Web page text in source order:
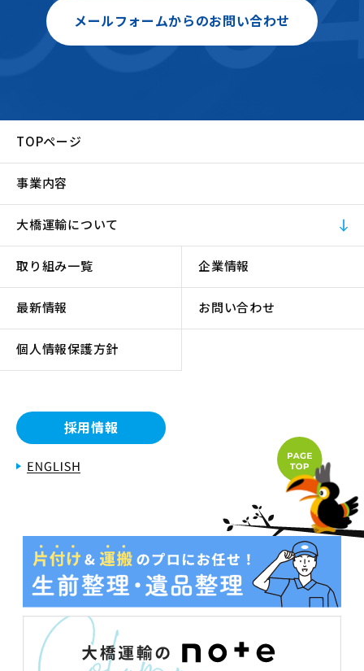
メールフォームからのお問い合わせ
TOPページ
事業内容
大橋運輸について
取り組み一覧 企業情報
最新情報 お問い合わせ
個人情報保護方針
採用情報